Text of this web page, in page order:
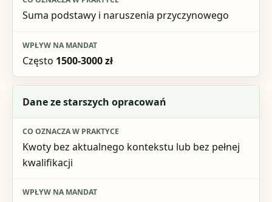
Suma podstawy i naruszenia przyczynowego
Często 1500-3000 zł
Dane ze starszych opracowań
Kwoty bez aktualnego kontekstu lub bez pełnej
kwalifikacji